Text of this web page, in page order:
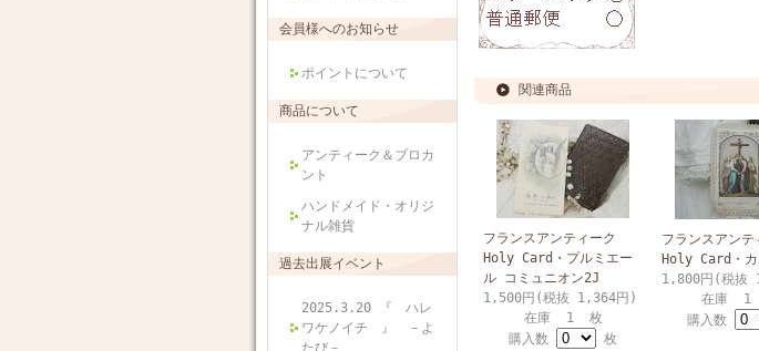
会員様へのお知らせ
ポイントについて
商品について
アンティーク＆ブロカ
ント
ハンドメイド・オリジ
ナル雑貨
過去出展イベント
2025.3.20 『 ハレ
ワケノイチ 』 －よ
たび－
関連商品
フランスアンティーク
Holy Card・プルミエー
ル コミュニオン2J
1,500円(税抜 1,364円)
在庫 1 枚
購入数
枚
フランスアンテ
Holy Card・
1,800円(税抜
在庫 1
購入数